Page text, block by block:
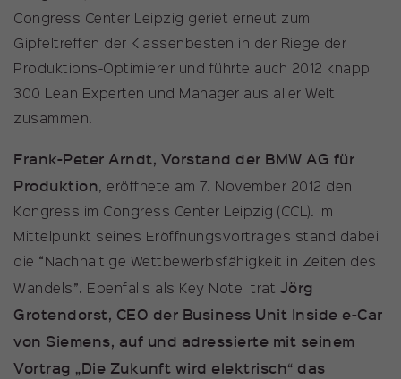
Congress Center Leipzig geriet erneut zum
Gipfeltreffen der Klassenbesten in der Riege der
Produktions-Optimierer und führte auch 2012 knapp
300 Lean Experten und Manager aus aller Welt
zusammen.
Frank-Peter Arndt, Vorstand der BMW AG für
Produktion, eröffnete am 7. November 2012 den
Kongress im Congress Center Leipzig (CCL). Im
Mittelpunkt seines Eröffnungsvortrages stand dabei
die “Nachhaltige Wettbewerbsfähigkeit in Zeiten des
Wandels”. Ebenfalls als Key Note trat Jörg
Grotendorst, CEO der Business Unit Inside e-Car
von Siemens, auf und adressierte mit seinem
Vortrag „Die Zukunft wird elektrisch“ das
Name _pk_ses
Anbieter
Laufzeit 30 Minuten
Zweck
vorübergehenden Speicherung
von Daten für den Besuch
verwendet werden.